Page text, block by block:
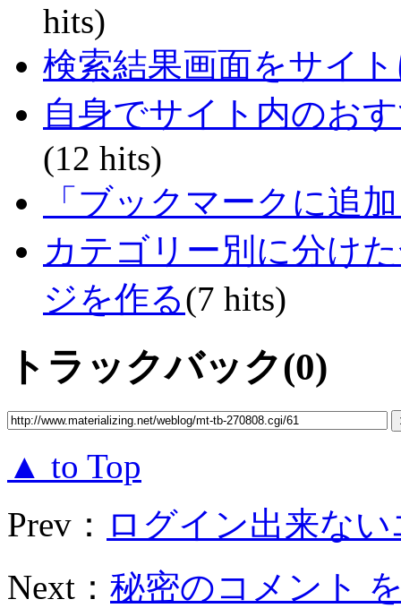
hits)
検索結果画面をサイ
自身でサイト内のお
(12 hits)
「ブックマークに追
カテゴリー別に分け
ジを作る(7 hits)
トラックバック(0)
▲ to Top
Prev： ログイン出来な
Next： 秘密のコメント